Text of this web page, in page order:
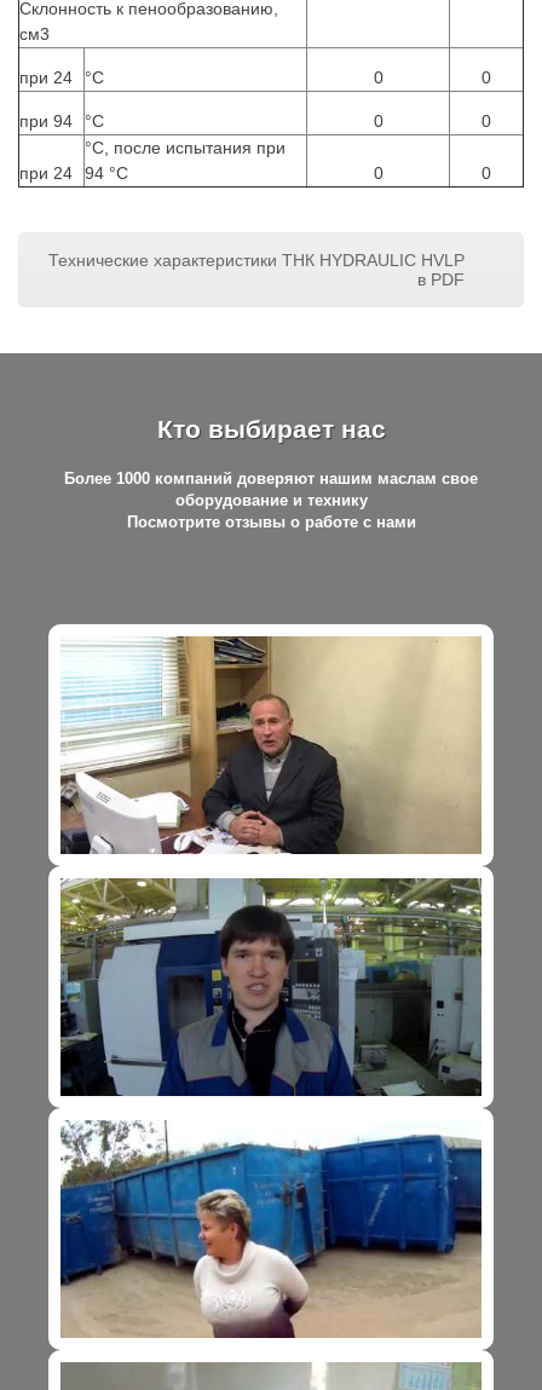
Склонность к пенообразованию,
см3
при 24 °С 0 0
при 94 °С 0 0
при 24
°С, после испытания при
94 °С
0 0
Технические характеристики ТНК HYDRAULIC HVLP
в PDF
Кто выбирает нас
Более 1000 компаний доверяют нашим маслам свое
оборудование и технику
Посмотрите отзывы о работе с нами